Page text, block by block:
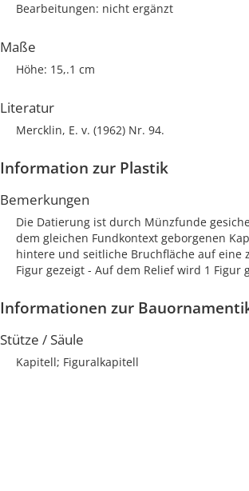
Bearbeitungen: nicht ergänzt
Maße
Höhe: 15,.1 cm
Literatur
Mercklin, E. v. (1962) Nr. 94.
Information zur Plastik
Bemerkungen
Die Datierung ist durch Münzfunde
dem gleichen Fundkontext geborgenen
hintere und seitliche Bruchfläche auf eine
Figur gezeigt - Auf dem Relief wird 1 Figur
Informationen zur
Stütze / Säule
Kapitell; Figuralkapitell